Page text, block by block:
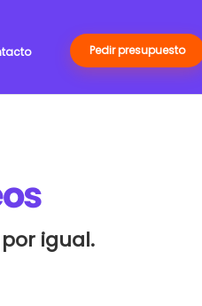
Pedir presupuesto
igual.